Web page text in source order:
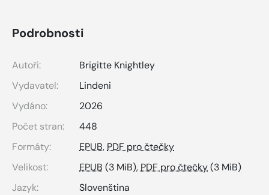
Podrobnosti
Autoři:
Brigitte Knightley
Vydavatel:
Lindeni
Vydáno:
2026
Počet stran:
448
Formáty:
EPUB, PDF pro čtečky
Velikost:
EPUB (3 MiB), PDF pro čtečky(3 MiB)
Jazyk:
Slovenština